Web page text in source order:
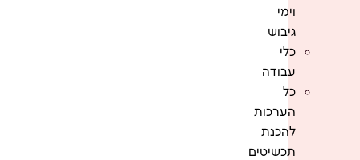
וימי
גיבוש
כלי
עבודה
כל
הערכות
להכנת
תכשיטים